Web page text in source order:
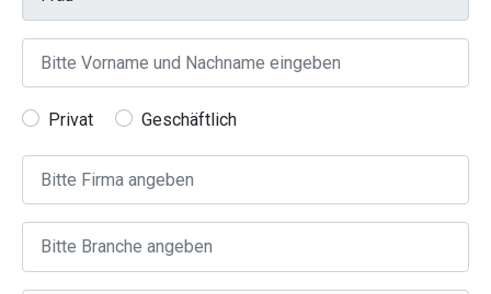
Privat Geschäftlich